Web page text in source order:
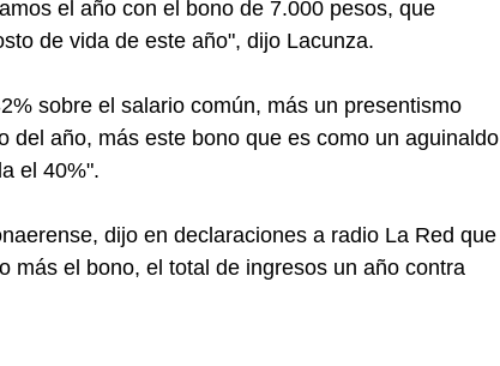
el año con el bono de 7.000 pesos, que
de vida de este año", dijo Lacunza.
sobre el salario común, más un presentismo
del año, más este bono que es como un aguinaldo
el 40%".
dijo en declaraciones a radio La Red que
más el bono, el total de ingresos un año contra